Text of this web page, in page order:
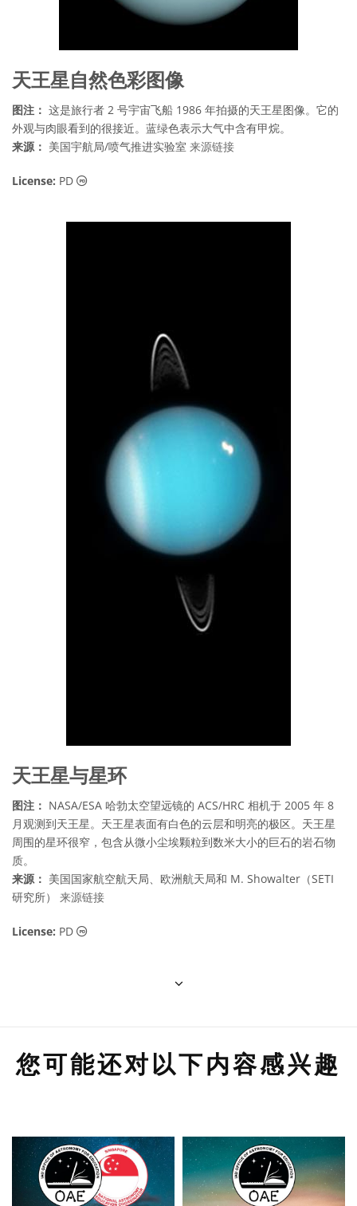
天王星自然色彩图像
图注： 这是旅行者 2 号宇宙飞船 1986 年拍摄的天王星图像。它的
外观与肉眼看到的很接近。蓝绿色表示大气中含有甲烷。
来源： 美国宇航局/喷气推进实验室 来源链接
License: PD 公共领域 图标
天王星与星环
图注： NASA/ESA 哈勃太空望远镜的 ACS/HRC 相机于 2005 年 8
月观测到天王星。天王星表面有白色的云层和明亮的极区。天王星
周围的星环很窄，包含从微小尘埃颗粒到数米大小的巨石的岩石物
质。
来源： 美国国家航空航天局、欧洲航天局和 M. Showalter（SETI
研究所） 来源链接
License: PD 公共领域 图标
您可能还对以下内容感兴趣